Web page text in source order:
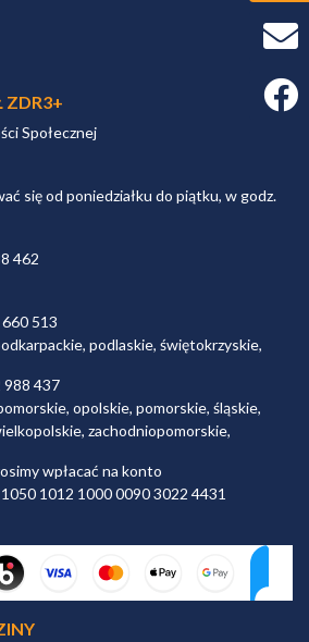
ZDR3+
Społecznej
się od poniedziałku do piątku, w godz.
462
513
podlaskie, świętokrzyskie,
988 437
opolskie, pomorskie, śląskie,
zachodniopomorskie,
wpłacać na konto
1012 1000 0090 3022 4431